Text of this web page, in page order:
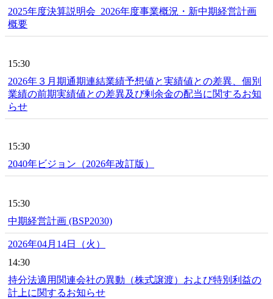
2025年度決算説明会_2026年度事業概況・新中期経営計画
概要
15:30
2026年３月期通期連結業績予想値と実績値との差異、個別
業績の前期実績値との差異及び剰余金の配当に関するお知
らせ
15:30
2040年ビジョン（2026年改訂版）
15:30
中期経営計画 (BSP2030)
2026年04月14日（火）
14:30
持分法適用関連会社の異動（株式譲渡）および特別利益の
計上に関するお知らせ